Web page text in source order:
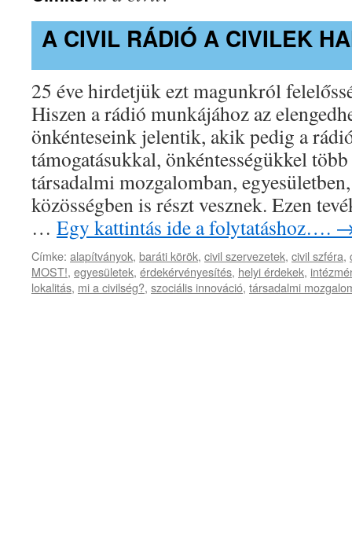
A CIVIL RÁDIÓ A CIVILEK
25 éve hirdetjük ezt magunkról
Hiszen a rádió munkájához az
önkénteseink jelentik, akik pedig a
támogatásukkal, önkéntességükkel
társadalmi mozgalomban,
közösségben is részt vesznek. Ezen
… Egy kattintás ide a folytatáshoz….
Címke: alapítványok, baráti körök, civil szervezetek, civil szféra,
MOST!, egyesületek, érdekérvényesítés, helyi érdekek,
lokalitás, mi a civilség?, szociális innováció, társadalmi